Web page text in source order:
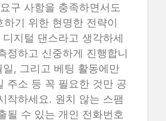
구 사항을 충족하면서도
하기 위한 현명한 전략이
지털 댄스라고 생각하세
정하고 신중하게 진행합니
, 그리고 베팅 활동에만
주소 등 꼭 필요한 것만 공
작하세요. 원치 않는 스팸
될 수 있는 개인 전화번호